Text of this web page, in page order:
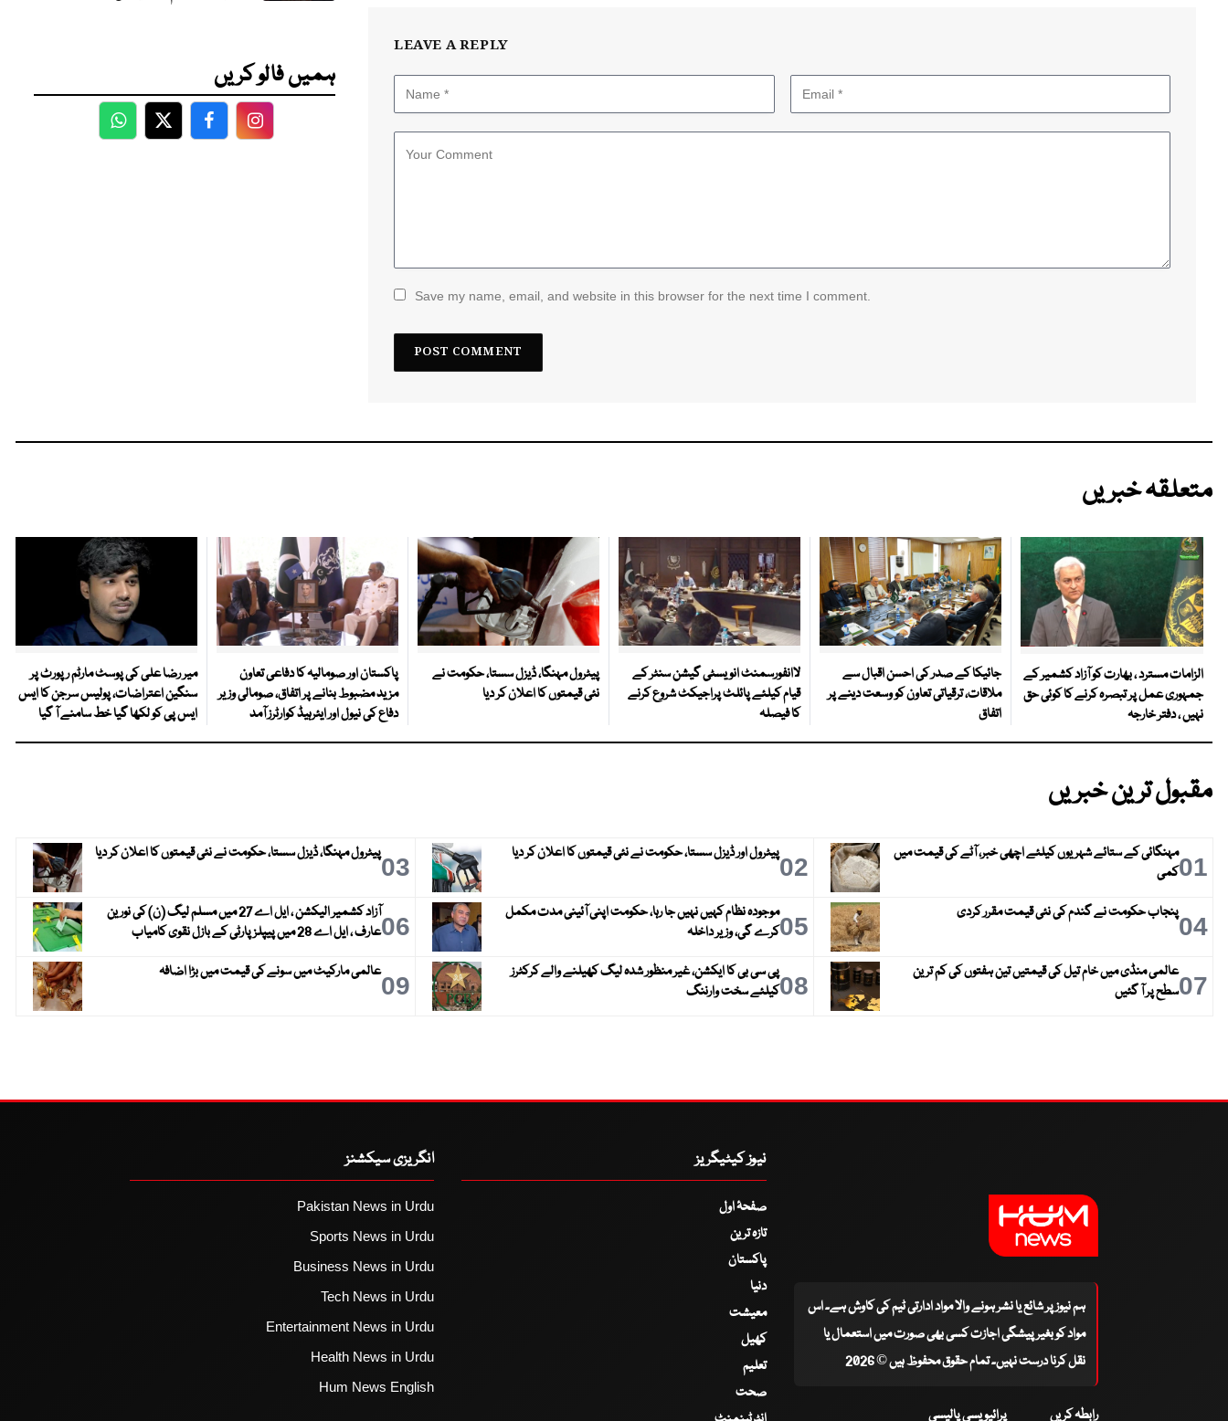
LEAVE A REPLY
Save my name, email, and website in this browser for the next time I comment.
ہمیں فالو کریں
WhatsApp
TwitterFacebookFacebook
متعلقہ خبریں
الزامات مسترد ، بھارت کو آزاد کشمیر کے
جمہوری عمل پر تبصرہ کرنے کا کوئی حق
نہیں ، دفتر خارجہ
جائیکا کے صدر کی احسن اقبال سے
ملاقات، ترقیاتی تعاون کو وسعت دینے پر
اتفاق
لاانفورسمنٹ انویسٹی گیشن سنٹر کے
قیام کیلئے پائلٹ پراجیکٹ شروع کرنے
کا فیصلہ
پیٹرول مہنگا، ڈیزل سستا، حکومت نے
نئی قیمتوں کا اعلان کر دیا
پاکستان اور صومالیہ کا دفاعی تعاون
مزید مضبوط بنانے پر اتفاق، صومالی وزیر
دفاع کی نیول اور ایئرہیڈ کوارٹرز آمد
میر رضا علی کی پوسٹ مارٹم رپورٹ پر
سنگین اعتراضات، پولیس سرجن کا ایس
ایس پی کو لکھا گیا خط سامنے آ گیا
مقبول ترین خبریں
01مہنگائی کے ستائے شہریوں کیلئے اچھی خبر، آٹے کی قیمت میں
کمی
02پیٹرول اور ڈیزل سستا، حکومت نے نئی قیمتوں کا اعلان کر دیا 03پیٹرول مہنگا، ڈیزل سستا، حکومت نے نئی قیمتوں کا اعلان کر دیا
04پنجاب حکومت نے گندم کی نئی قیمت مقرر کردی 05موجودہ نظام کہیں نہیں جا رہا، حکومت اپنی آئینی مدت مکمل
کرے گی، وزیر داخلہ
06
آزاد کشمیر الیکشن ، ایل اے 27 میں مسلم لیگ (ن) کی نورین
عارف ، ایل اے 28 میں پیپلز پارٹی کے بازل نقوی کامیاب
07عالمی منڈی میں خام تیل کی قیمتیں تین ہفتوں کی کم ترین
سطح پر آ گئیں
08پی سی بی کا ایکشن، غیر منظور شدہ لیگ کھیلنے والے کرکٹرز
کیلئے سخت وارننگ
09عالمی مارکیٹ میں سونے کی قیمت میں بڑا اضافہ
ہم نیوز پر شائع یا نشر ہونے والا مواد ادارتی ٹیم کی کاوش ہے۔ اس
مواد کو بغیر پیشگی اجازت کسی بھی صورت میں استعمال یا
نقل کرنا درست نہیں۔ تمام حقوق محفوظ ہیں © 2026
رابطہ کریں پرائیویسی پالیسی
نیوز کیٹیگریز
صفحۂ اول
تازہ ترین
پاکستان
دنیا
معیشت
کھیل
تعلیم
صحت
انگریزی سیکشنز
Pakistan News in Urdu
Sports News in Urdu
Business News in Urdu
Tech News in Urdu
Entertainment News in Urdu
Health News in Urdu
Hum News English